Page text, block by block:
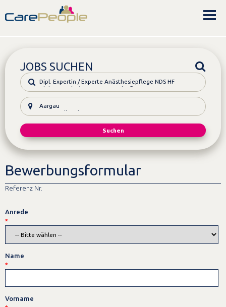
JOBS SUCHEN
Bewerbungsformular
Referenz Nr.
Anrede
*
Name
*
Vorname